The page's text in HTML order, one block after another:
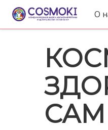
О
САМ